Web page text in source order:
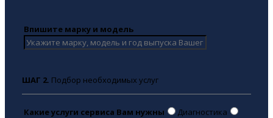
Впишите марку и модель
ШАГ 2. Подбор необходимых услуг
Какие услуги сервиса Вам нужны
Диагностика